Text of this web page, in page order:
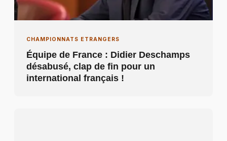
CHAMPIONNATS ETRANGERS
Équipe de France : Didier Deschamps
désabusé, clap de fin pour un
international français !